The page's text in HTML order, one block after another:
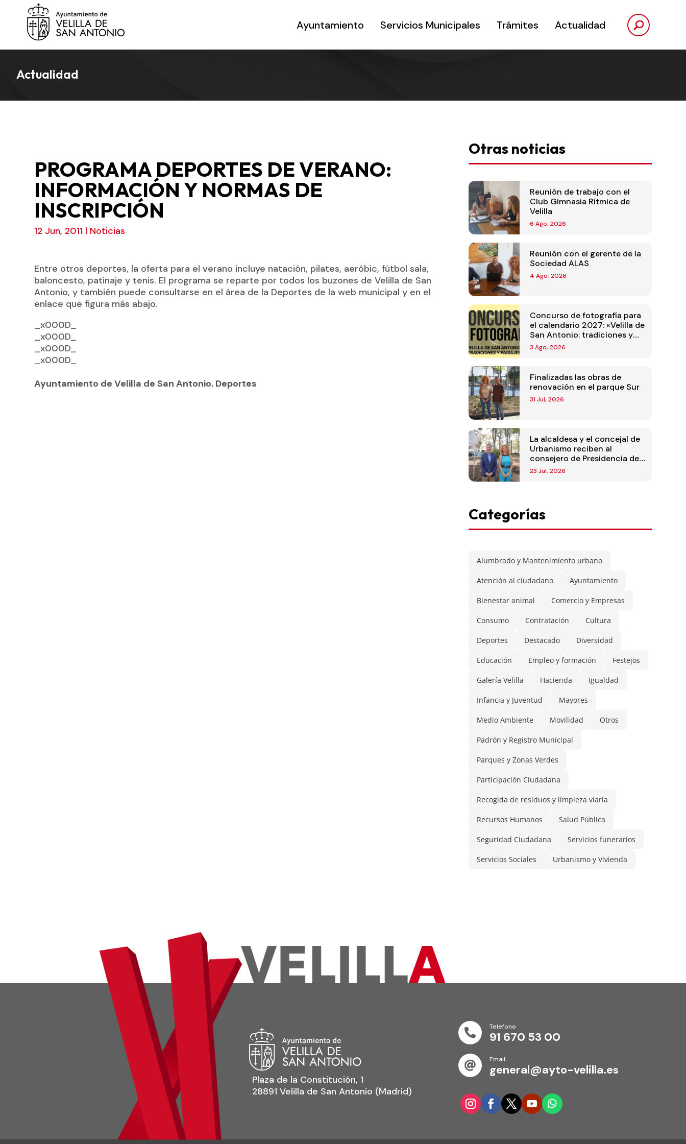
Ayuntamiento Servicios Municipales Trámites Actualidad
Actualidad
PROGRAMA DEPORTES DE VERANO:
INFORMACIÓN Y NORMAS DE
INSCRIPCIÓN
12 Jun, 2011 | Noticias
Entre otros deportes, la oferta para el verano incluye natación, pilates, aeróbic, fútbol sala,
baloncesto, patinaje y tenis. El programa se reparte por todos los buzones de Velilla de San
Antonio, y también puede consultarse en el área de la Deportes de la web municipal y en el
enlace que figura más abajo.
_x000D_
_x000D_
_x000D_
_x000D_
Ayuntamiento de Velilla de San Antonio. Deportes
Otras noticias
Reunión de trabajo con el
Club Gimnasia Rítmica de
Velilla
6 Ago, 2026
Reunión con el gerente de la
Sociedad ALAS
4 Ago, 2026
Concurso de fotografía para
el calendario 2027: «Velilla de
San Antonio: tradiciones y
paisajes»
3 Ago, 2026
Finalizadas las obras de
renovación en el parque Sur
31 Jul, 2026
La alcaldesa y el concejal de
Urbanismo reciben al
consejero de Presidencia de
la Comunidad de Madrid
23 Jul, 2026
Categorías
Alumbrado y Mantenimiento urbano
Atención al ciudadano Ayuntamiento
Bienestar animal Comercio y Empresas
Consumo Contratación Cultura
Deportes Destacado Diversidad
Educación Empleo y formación Festejos
Galería Velilla Hacienda Igualdad
Infancia y Juventud Mayores
Medio Ambiente Movilidad Otros
Padrón y Registro Municipal
Parques y Zonas Verdes
Participación Ciudadana
Recogida de residuos y limpieza viaria
Recursos Humanos Salud Pública
Seguridad Ciudadana Servicios funerarios
Servicios Sociales Urbanismo y Vivienda
Plaza de la Constitución, 1
28891 Velilla de San Antonio (Madrid)

Telefono
91 670 53 00

Email
general@ayto-velilla.es